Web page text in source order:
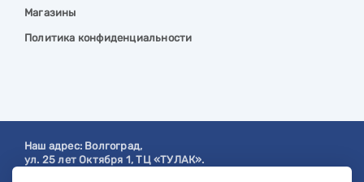
Магазины
Политика конфиденциальности
Наш адрес: Волгоград,
ул. 25 лет Октября 1, ТЦ «ТУЛАК».